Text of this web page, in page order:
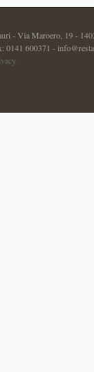
- Via Maroero, 19 -
0141 600371 -